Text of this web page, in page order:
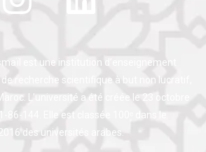
est une institution d’enseignement
recherche scientifique à but non lucratif,
L’université a été créée le 23 octobre
86-144. Elle est classée 100ᵉ dans le
des universités arabes.